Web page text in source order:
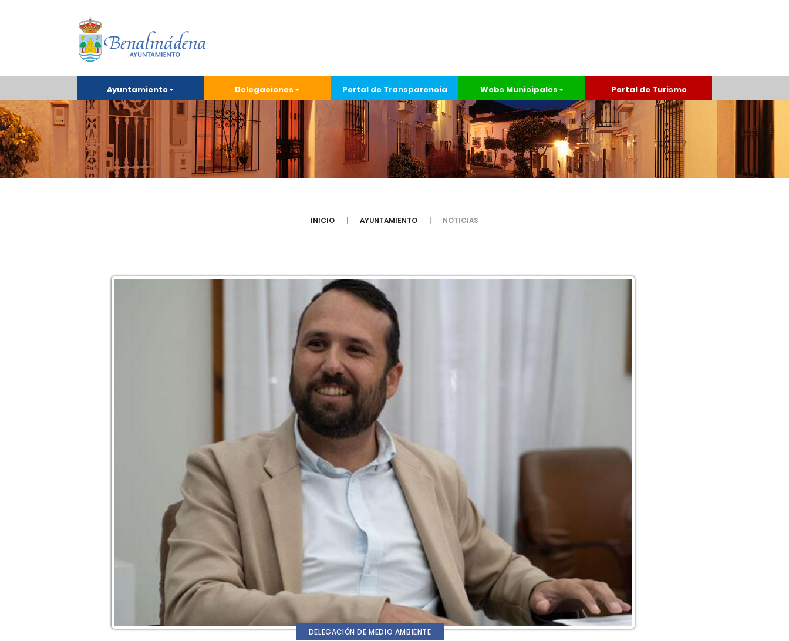
Ayuntamiento Delegaciones Portal de Transparencia Webs Municipales Portal de Turismo
INICIO AYUNTAMIENTO NOTICIAS
DELEGACIÓN DE MEDIO AMBIENTE